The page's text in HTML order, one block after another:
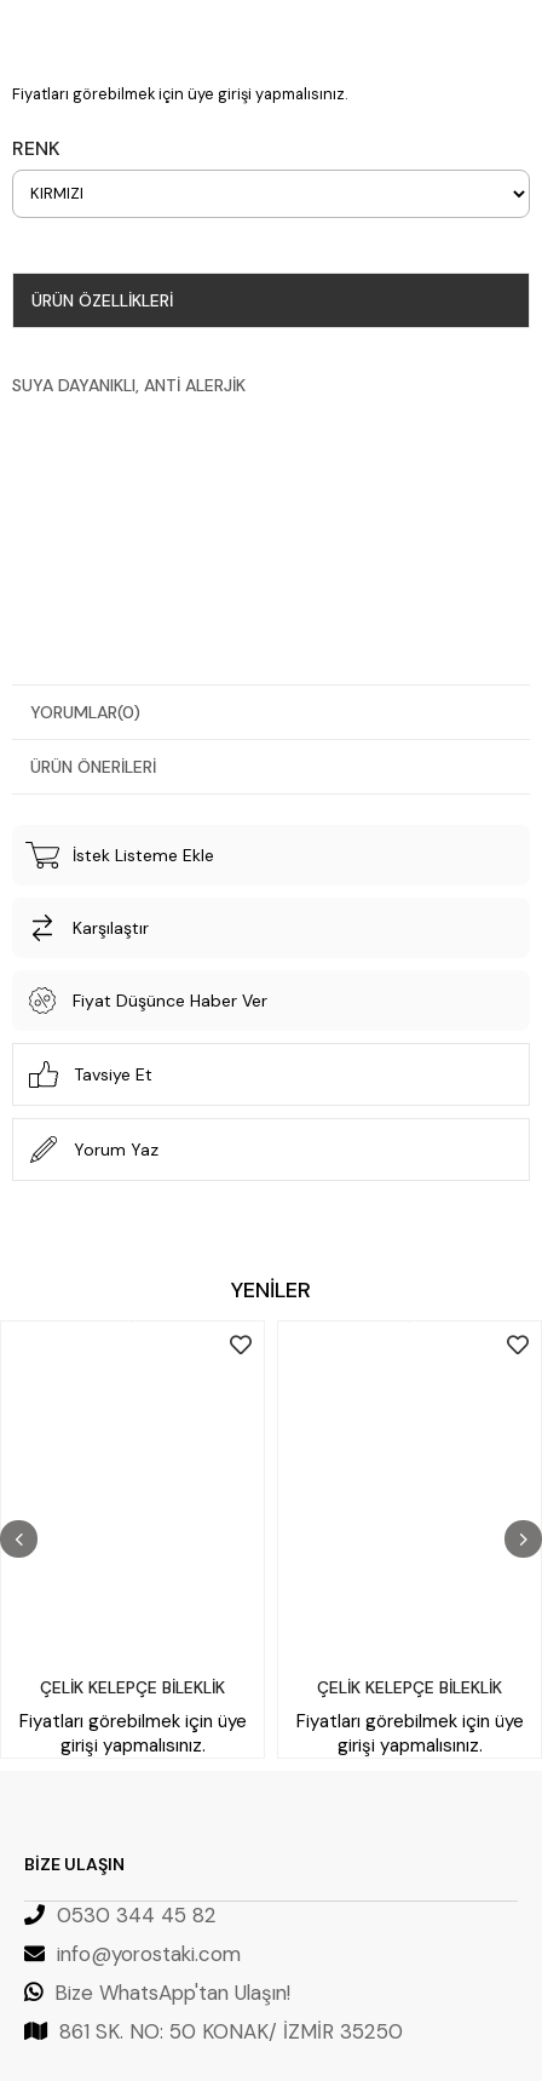
Fiyatları görebilmek için üye girişi yapmalısınız.
RENK
ÜRÜN ÖZELLIKLERI
SUYA DAYANIKLI, ANTİ ALERJİK
YORUMLAR(0)
ÜRÜN ÖNERILERI
İstek Listeme Ekle
Karşılaştır
Fiyat Düşünce Haber Ver
Tavsiye Et
Yorum Yaz
YENİLER
ÇELİK KELEPÇE BİLEKLİK
Fiyatları görebilmek için üye
girişi yapmalısınız.
ÇELİK KELEPÇE BİLEKLİK
Fiyatları görebilmek için üye
girişi yapmalısınız.
BİZE ULAŞIN
0530 344 45 82
info@yorostaki.com
Bize WhatsApp'tan Ulaşın!
861 SK. NO: 50 KONAK/ İZMİR 35250